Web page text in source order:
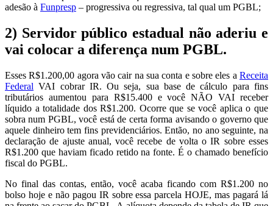
adesão à Funpresp – progressiva ou regressiva, tal qual um PGBL;
2) Servidor público estadual não aderiu e
vai colocar a diferença num PGBL.
Esses R$1.200,00 agora vão cair na sua conta e sobre eles a Receita
Federal VAI cobrar IR. Ou seja, sua base de cálculo para fins
tributários aumentou para R$15.400 e você NÃO VAI receber
líquido a totalidade dos R$1.200. Ocorre que se você aplica o que
sobra num PGBL, você está de certa forma avisando o governo que
aquele dinheiro tem fins previdenciários. Então, no ano seguinte, na
declaração de ajuste anual, você recebe de volta o IR sobre esses
R$1.200 que haviam ficado retido na fonte. É o chamado benefício
fiscal do PGBL.
No final das contas, então, você acaba ficando com R$1.200 no
bolso hoje e não pagou IR sobre essa parcela HOJE, mas pagará lá